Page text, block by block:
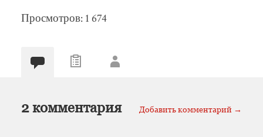
Просмотров: 1 674
2 комментария Добавить комментарий →